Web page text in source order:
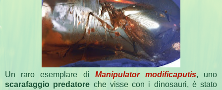
Un raro esemplare di Manipulator modificaputis, uno
scarafaggio predatore che visse con i dinosauri, è stato